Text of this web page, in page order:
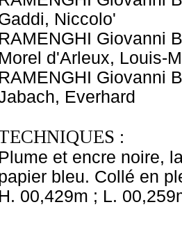
Niccolo'
RAMENGHI Giovanni
Morel d'Arleux, Louis-
RAMENGHI Giovanni
Everhard
:
Plume et encre noire,
bleu. Collé en
H. 00,429m ; L.